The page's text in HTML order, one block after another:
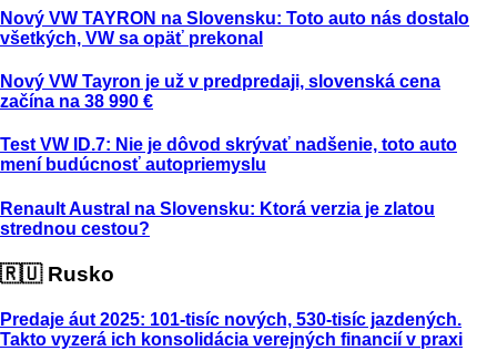
Nový VW TAYRON na Slovensku: Toto auto nás dostalo
všetkých, VW sa opäť prekonal
Nový VW Tayron je už v predpredaji, slovenská cena
začína na 38 990 €
Test VW ID.7: Nie je dôvod skrývať nadšenie, toto auto
mení budúcnosť autopriemyslu
Renault Austral na Slovensku: Ktorá verzia je zlatou
strednou cestou?
🇷🇺 Rusko
Predaje áut 2025: 101-tisíc nových, 530-tisíc jazdených.
Takto vyzerá ich konsolidácia verejných financií v praxi